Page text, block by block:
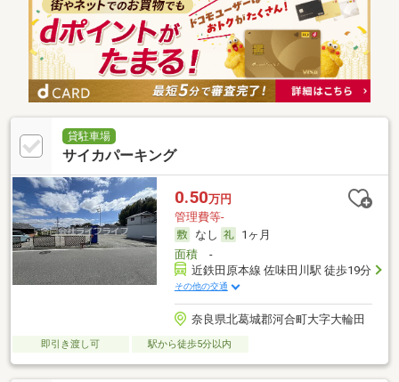
貸駐車場
サイカパーキング
0.50万円
管理費等-
なし
1ヶ月
面積-
近鉄田原本線 佐味田川駅 徒歩19分
その他の交通
奈良県北葛城郡河合町大字大輪田
即引き渡し可 駅から徒歩5分以内